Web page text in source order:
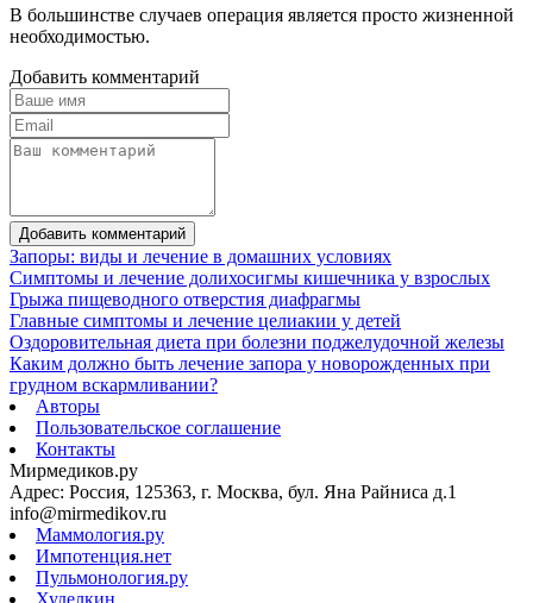
В большинстве случаев операция является просто жизненной
необходимостью.
Добавить комментарий
Добавить комментарий
Запоры: виды и лечение в домашних условиях
Симптомы и лечение долихосигмы кишечника у взрослых
Грыжа пищеводного отверстия диафрагмы
Главные симптомы и лечение целиакии у детей
Оздоровительная диета при болезни поджелудочной железы
Каким должно быть лечение запора у новорожденных при
грудном вскармливании?
Авторы
Пользовательское соглашение
Контакты
Мирмедиков.ру
Адрес: Россия, 125363, г. Москва, бул. Яна Райниса д.1
info@mirmedikov.ru
Маммология.ру
Импотенция.нет
Пульмонология.ру
Худелкин